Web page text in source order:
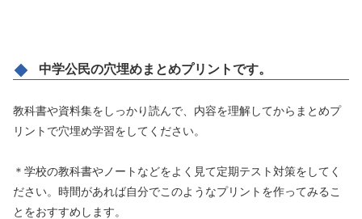
中学公民の穴埋めまとめプリントです。
教科書や資料集をしっかり読んで、内容を理解してからまとめプ
リントで穴埋め学習をしてください。
＊学校の教科書やノートなどをよく見て定期テスト対策をしてく
ださい。時間があれば自分でこのようなプリントを作ってみるこ
とをおすすめします。